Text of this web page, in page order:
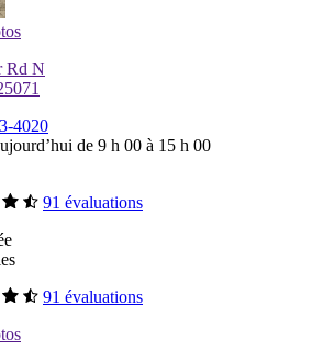
Rd N
4020
de 9 h 00 à 15 h 00
91 évaluations
91 évaluations